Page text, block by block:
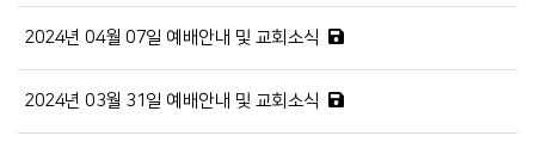
2024년 04월 07일 예배안내 및 교회소식
2024년 03월 31일 예배안내 및 교회소식